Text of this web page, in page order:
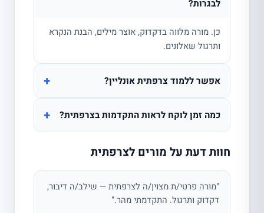
לבגרות?
כן. מורה מלווה בדקדוק, אוצר מילים, הבנת הנקרא
ותרגול שאלונים.
אפשר ללמוד צרפתית אונליין? +
כמה זמן לוקח לראות התקדמות בצרפתית? +
חוות דעת על מורים לצרפתית
"מורה פרטי/ת מצוין/ה לצרפתית — שילב/ה דיבור,
דקדוק ותרגול. התקדמתי מהר."